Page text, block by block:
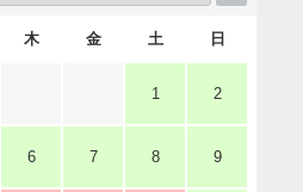
木 金 土 日
1 2
6 7 8 9